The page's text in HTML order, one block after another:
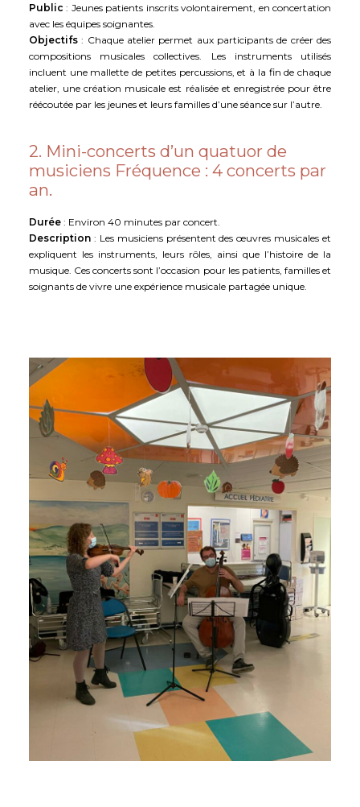
Public : Jeunes patients inscrits volontairement, en concertation
avec les équipes soignantes.
Objectifs : Chaque atelier permet aux participants de créer des
compositions musicales collectives. Les instruments utilisés
incluent une mallette de petites percussions, et à la fin de chaque
atelier, une création musicale est réalisée et enregistrée pour être
réécoutée par les jeunes et leurs familles d’une séance sur l’autre.
2. Mini-concerts d’un quatuor de
musiciens Fréquence : 4 concerts par
an.
Durée : Environ 40 minutes par concert.
Description : Les musiciens présentent des œuvres musicales et
expliquent les instruments, leurs rôles, ainsi que l’histoire de la
musique. Ces concerts sont l’occasion pour les patients, familles et
soignants de vivre une expérience musicale partagée unique.